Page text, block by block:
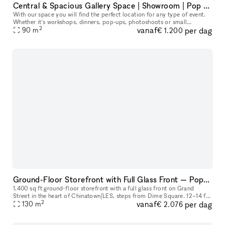
Central & Spacious Gallery Space | Showroom | Pop Up Location
With our space you will find the perfect location for any type of event.
Whether it's workshops, dinners, pop-ups, photoshoots or small
gatherings. Our venue is located on Karl-Marx-Allee, in Berlin
90 m2 vanaf€ 1.200 per dag
Ground-Floor Storefront with Full Glass Front — Pop-Ups, Events, Activations | Chinatown/LES
1,400 sq ft ground-floor storefront with a full glass front on Grand
Street in the heart of Chinatown/LES, steps from Dime Square. 12–14 ft
ceilings. Track lighting and recessed lighting installed. A
130 m2 vanaf€ 2.076 per dag